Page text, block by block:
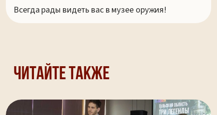
Всегда рады видеть вас в музее оружия!
Читайте также